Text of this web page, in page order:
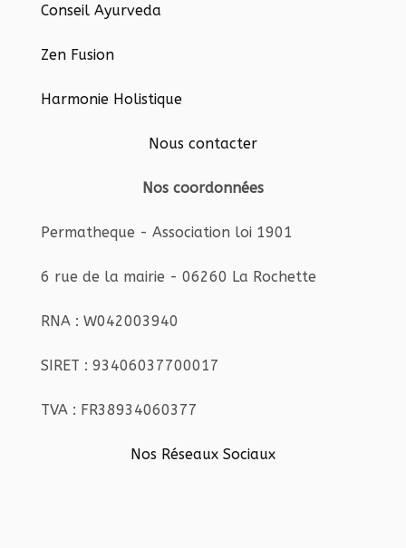
Conseil Ayurveda
Zen Fusion
Harmonie Holistique
Nous contacter
Nos coordonnées
Permatheque - Association loi 1901
6 rue de la mairie - 06260 La Rochette
RNA : W042003940
SIRET : 93406037700017
TVA : FR38934060377
Nos Réseaux Sociaux